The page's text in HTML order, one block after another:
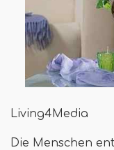
Living4Media
Die Menschen